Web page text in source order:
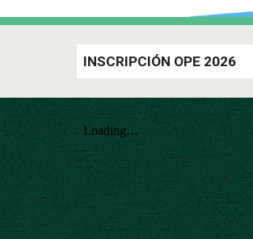
INSCRIPCIÓN OPE 2026